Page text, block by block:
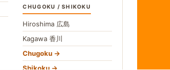
CHUGOKU / SHIKOKU
Hiroshima 広島
Kagawa香川
Chugoku
Shikoku